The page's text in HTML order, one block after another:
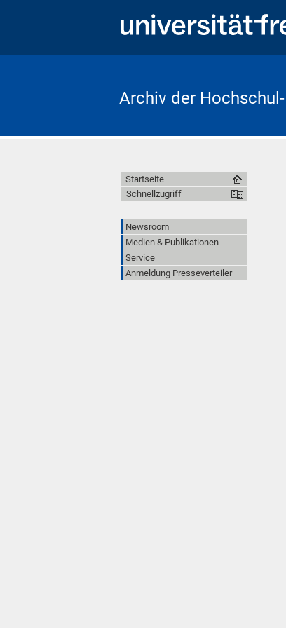
Archiv der
Startseite
Schnellzugriff
Newsroom
Medien & Publikationen
Service
Anmeldung Presseverteiler